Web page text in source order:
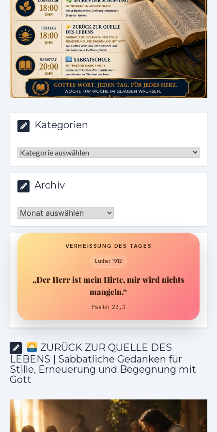
Kategorien
Kategorien
Archiv
Archiv
VERHEISSUNG DES TAGES
Luther 1912
„Der Herr ist mein Hirte, mir wird nichts
mangeln.“
Psalm 23,1
ZURÜCK ZUR QUELLE DES
LEBENS | Sabbatliche Gedanken für
Stille, Erneuerung und Begegnung mit
Gott